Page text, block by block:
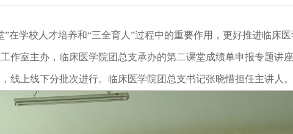
”在学校人才培养和“三全育人”过程中的重要作用，更好推进临床
作室主办，临床医学院团总支承办的第二课堂成绩单申报专题讲
线上线下分批次进行。临床医学院团总支书记张晓惜担任主讲人。